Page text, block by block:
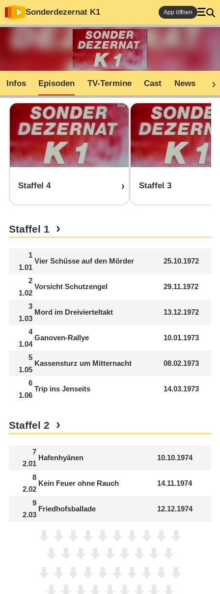
Sonderdezernat K1 App öffnen
Infos Episoden TV-Termine Cast News
Bild:
Staffel 4 Staffel 3
Staffel 1
1
1.01
Vier Schüsse auf den Mörder 25.10.1972
2
1.02
Vorsicht Schutzengel 29.11.1972
3
1.03
Mord im Dreivierteltakt 13.12.1972
4
1.04
Ganoven-Rallye 10.01.1973
5
1.05
Kassensturz um Mitternacht 08.02.1973
6
1.06
Trip ins Jenseits 14.03.1973
Staffel 2
7
2.01
Hafenhyänen 10.10.1974
8
2.02
Kein Feuer ohne Rauch 14.11.1974
9
2.03
Friedhofsballade 12.12.1974